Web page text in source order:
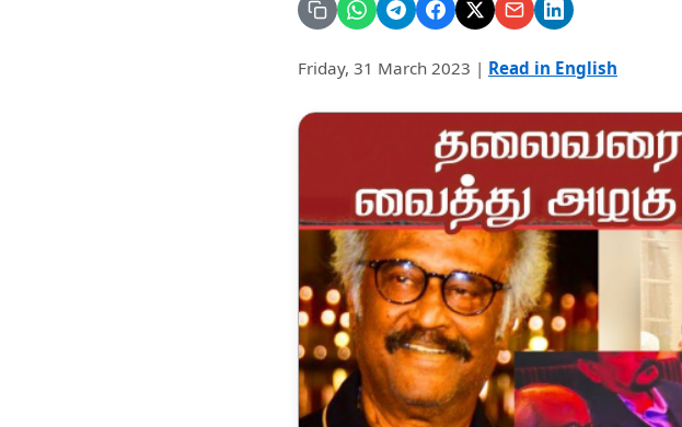
Friday, 31 March 2023 | Read in English